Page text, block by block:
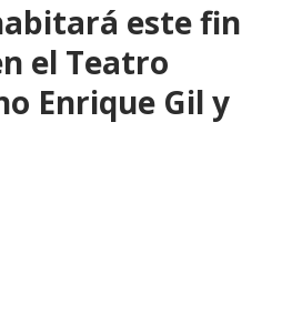
este fin
el Teatro
Enrique Gil y